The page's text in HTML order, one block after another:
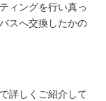
ィングを行い真っ
スへ交換したかの
詳しくご紹介して